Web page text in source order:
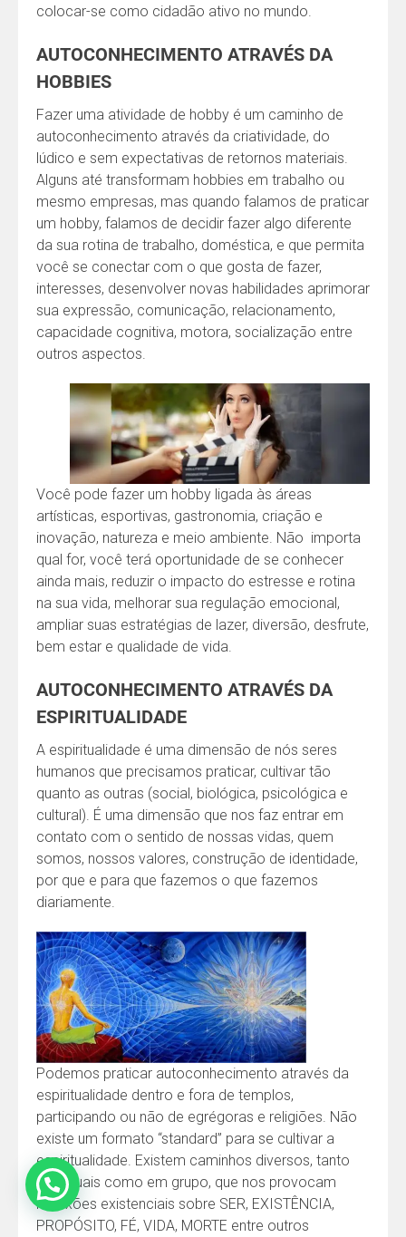
colocar-se como cidadão ativo no mundo.
AUTOCONHECIMENTO ATRAVÉS DA
HOBBIES
Fazer uma atividade de hobby é um caminho de
autoconhecimento através da criatividade, do
lúdico e sem expectativas de retornos materiais.
Alguns até transformam hobbies em trabalho ou
mesmo empresas, mas quando falamos de praticar
um hobby, falamos de decidir fazer algo diferente
da sua rotina de trabalho, doméstica, e que permita
você se conectar com o que gosta de fazer,
interesses, desenvolver novas habilidades aprimorar
sua expressão, comunicação, relacionamento,
capacidade cognitiva, motora, socialização entre
outros aspectos.
Você pode fazer um hobby ligada às áreas
artísticas, esportivas, gastronomia, criação e
inovação, natureza e meio ambiente. Não importa
qual for, você terá oportunidade de se conhecer
ainda mais, reduzir o impacto do estresse e rotina
na sua vida, melhorar sua regulação emocional,
ampliar suas estratégias de lazer, diversão, desfrute,
bem estar e qualidade de vida.
AUTOCONHECIMENTO ATRAVÉS DA
ESPIRITUALIDADE
A espiritualidade é uma dimensão de nós seres
humanos que precisamos praticar, cultivar tão
quanto as outras (social, biológica, psicológica e
cultural). É uma dimensão que nos faz entrar em
contato com o sentido de nossas vidas, quem
somos, nossos valores, construção de identidade,
por que e para que fazemos o que fazemos
diariamente.
Podemos praticar autoconhecimento através da
espiritualidade dentro e fora de templos,
participando ou não de egrégoras e religiões. Não
existe um formato “standard” para se cultivar a
espiritualidade. Existem caminhos diversos, tanto
individuais como em grupo, que nos provocam
reflexões existenciais sobre SER, EXISTÊNCIA,
PROPÓSITO, FÉ, VIDA, MORTE entre outros